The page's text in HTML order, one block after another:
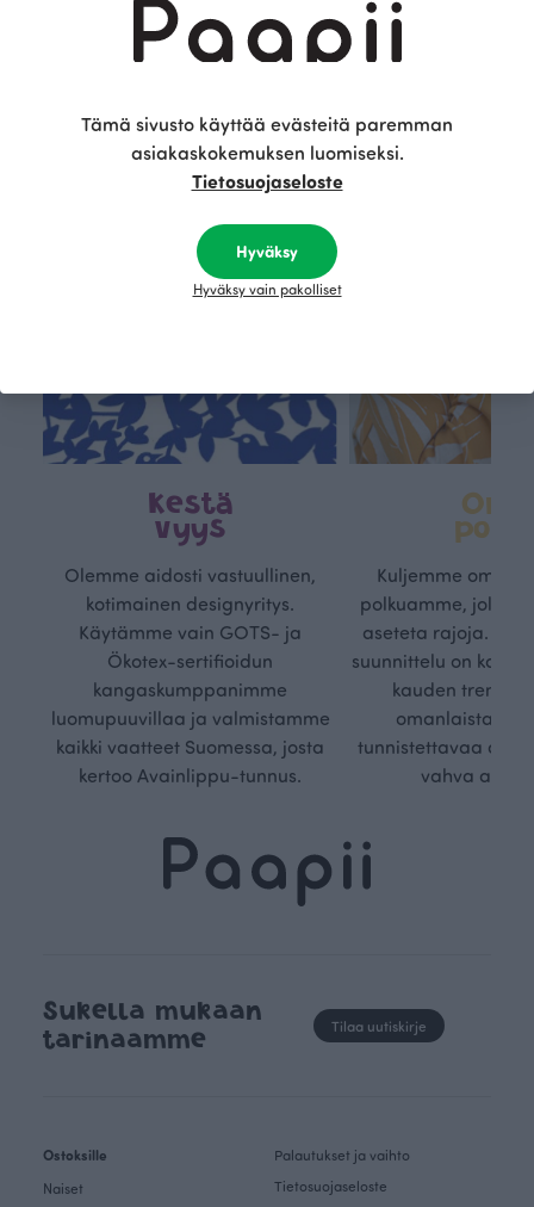
Kestä
vyys
Olemme aidosti vastuullinen,
kotimainen designyritys.
Käytämme vain GOTS- ja
Ökotex-sertifioidun
kangaskumppanimme
luomupuuvillaa ja valmistamme
kaikki vaatteet Suomessa, josta
kertoo Avainlippu-tunnus.
Oma
Kuljemme omaa,
polkuamme, jolla
aseteta rajoja.
suunnittelu on
kauden
omanlaista,
tunnistettavaa
vahva
Sukella mukaan
tarinaamme
Tilaa uutiskirje
Ostoksille
Naiset
Palautukset ja vaihto
Tietosuojaseloste
Tämä sivusto käyttää evästeitä paremman
asiakaskokemuksen luomiseksi.
Tietosuojaseloste
Hyväksy
Hyväksy vain pakolliset